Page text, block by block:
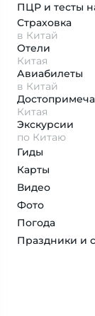
ПЦР и тесты
Страховка
в Китай
Отели
Китая
Авиабилеты
в Китай
Китая
Экскурсии
по Китаю
Гиды
Карты
Видео
Фото
Погода
Праздники и